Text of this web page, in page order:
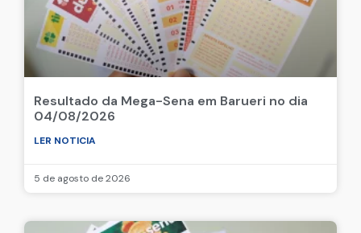
Resultado da Mega-Sena em Barueri no dia
04/08/2026
LER NOTICIA
5 de agosto de 2026